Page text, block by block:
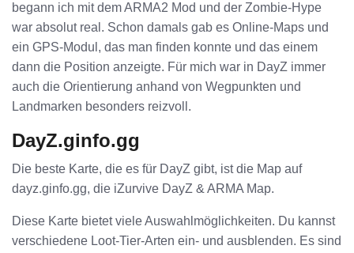
begann ich mit dem ARMA2 Mod und der Zombie-Hype
war absolut real. Schon damals gab es Online-Maps und
ein GPS-Modul, das man finden konnte und das einem
dann die Position anzeigte. Für mich war in DayZ immer
auch die Orientierung anhand von Wegpunkten und
Landmarken besonders reizvoll.
DayZ.ginfo.gg
Die beste Karte, die es für DayZ gibt, ist die Map auf
dayz.ginfo.gg, die iZurvive DayZ & ARMA Map.
Diese Karte bietet viele Auswahlmöglichkeiten. Du kannst
verschiedene Loot-Tier-Arten ein- und ausblenden. Es sind